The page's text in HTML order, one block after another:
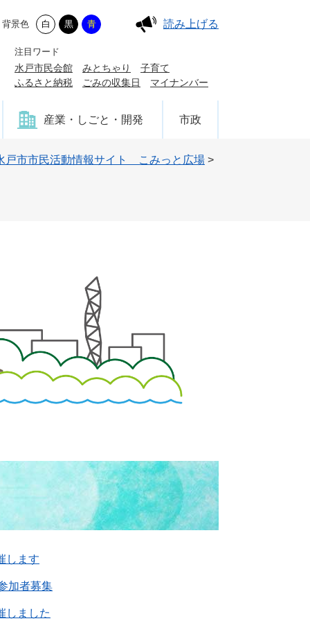
背景色 白 黒 青 読み上げる
注目ワード
水戸市民会館 みとちゃり
子育て
ふるさと納税
ごみの収集日 マイナンバー
産業・しごと・開発 市政
戸市市民活動情報サイト こみっと広場 >
します
加者募集
しました